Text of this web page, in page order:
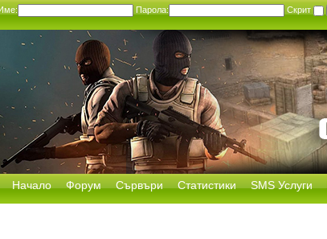
Парола: Скрит
Начало Форум Сървъри Статистики SMS Услуги